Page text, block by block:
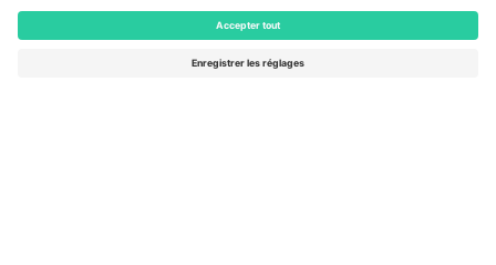
Programme d'affiliation
Centre d'information sur la Coupe
Nous contacter